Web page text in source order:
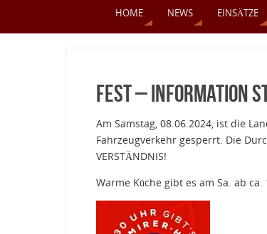
HOME NEWS EINSÄTZE
Fest – Information
Am Samstag, 08.06.2024, ist die
Fahrzeugverkehr gesperrt. Die
VERSTÄNDNIS!
Warme Küche gibt es am Sa. ab